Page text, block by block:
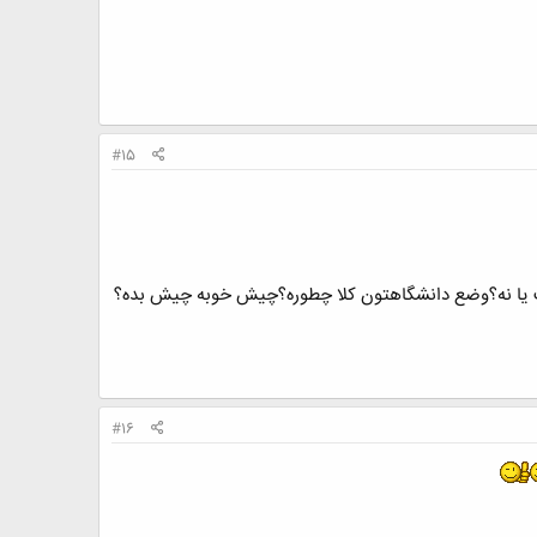
#15
نه؟وضع دانشگاهتون کلا چطوره؟چیش خوبه چیش بده؟
#16